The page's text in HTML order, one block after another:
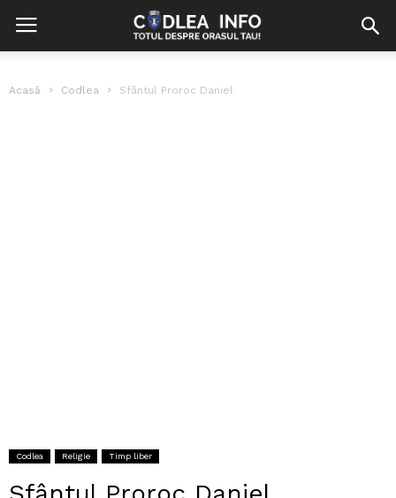
Acasă Codlea Sfântul Proroc Daniel
Codlea Religie Timp liber